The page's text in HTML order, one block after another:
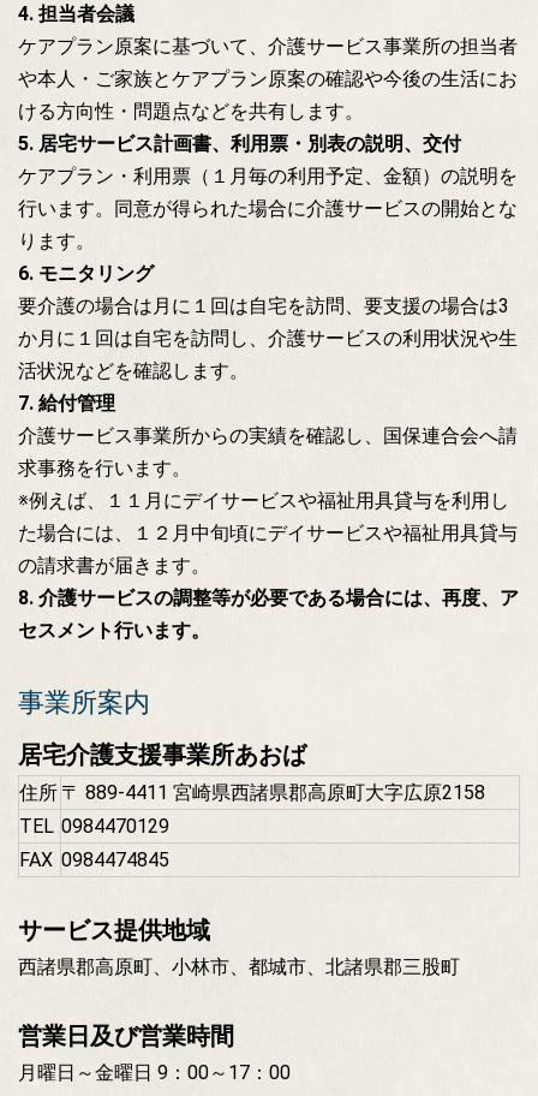
4. 担当者会議
ケアプラン原案に基づいて、介護サービス事業所の担当者
や本人・ご家族とケアプラン原案の確認や今後の生活にお
ける方向性・問題点などを共有します。
5. 居宅サービス計画書、利用票・別表の説明、交付
ケアプラン・利用票（１月毎の利用予定、金額）の説明を
行います。同意が得られた場合に介護サービスの開始とな
ります。
6. モニタリング
要介護の場合は月に１回は自宅を訪問、要支援の場合は3
か月に１回は自宅を訪問し、介護サービスの利用状況や生
活状況などを確認します。
7. 給付管理
介護サービス事業所からの実績を確認し、国保連合会へ請
求事務を行います。
※例えば、１１月にデイサービスや福祉用具貸与を利用し
た場合には、１２月中旬頃にデイサービスや福祉用具貸与
の請求書が届きます。
8. 介護サービスの調整等が必要である場合には、再度、ア
セスメント行います。
事業所案内
居宅介護支援事業所あおば
住所 〒 889-4411 宮崎県西諸県郡高原町大字広原2158
TEL 0984470129
FAX 0984474845
サービス提供地域
西諸県郡高原町、小林市、都城市、北諸県郡三股町
営業日及び営業時間
月曜日～金曜日 9：00～17：00